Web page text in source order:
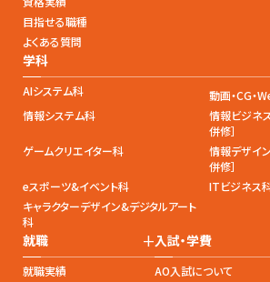
目指せる職種
よくある質問
学科
AIシステム科
動画・CG・
情報システム科
情報ビジネ
併修］
ゲームクリエイター科
情報デザイ
併修］
eスポーツ&イベント科
ITビジネス
キャラクターデザイン&デジタルアート
科
就職 +
就職実績
入試・学費
AO入試について